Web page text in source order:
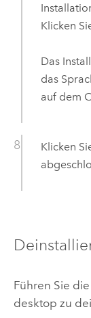
Klicken
Das
das
auf dem
Klicken
Führen Sie
desktop zu